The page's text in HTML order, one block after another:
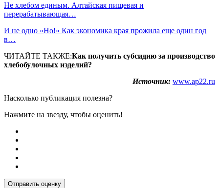
Не хлебом единым. Алтайская пищевая и
перерабатывающая…
И не одно «Но!» Как экономика края прожила еще один год
в…
ЧИТАЙТЕ ТАКЖЕ:Как получить субсидию за производство
хлебобулочных изделий?
Источник: www.ap22.ru
Насколько публикация полезна?
Нажмите на звезду, чтобы оценить!
Отправить оценку